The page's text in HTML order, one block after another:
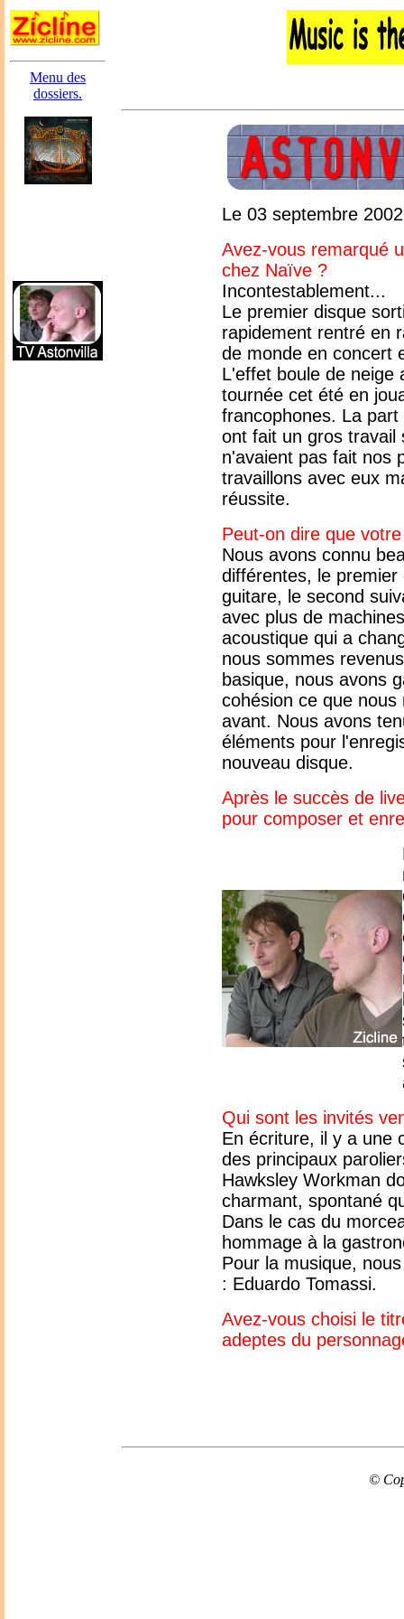
Menu des
dossiers.
Le 03 septembre
Avez-vous remarqué
chez Naïve ?
Incontestablement...
Le premier disque
rapidement rentré en
de monde en concert
L'effet boule de neige
tournée cet été en
francophones. La
ont fait un gros travail
n'avaient pas fait nos
travaillons avec eux
réussite.
Peut-on dire que
Nous avons connu
différentes, le
guitare, le second
avec plus de
acoustique qui a
nous sommes
basique, nous avons
cohésion ce que
avant. Nous avons
éléments pour
nouveau disque.
Après le succès de
pour composer et
Qui sont les invités
En écriture, il y a une
des principaux
Hawksley Workman
charmant, spontané
Dans le cas du
hommage à la
Pour la musique,
: Eduardo Tomassi.
Avez-vous choisi le
adeptes du
©